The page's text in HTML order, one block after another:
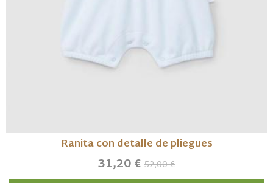
Ranita con detalle de pliegues
31,20 € 52,00 €